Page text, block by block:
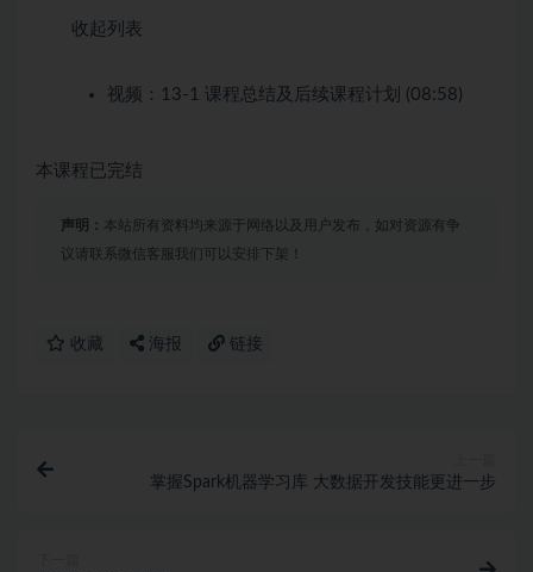
收起列表
视频： 13-1 课程总结及后续课程计划 (08:58)
本课程已完结
声明： 本站所有资料均来源于网络以及用户发布，如对资源有争
议请联系微信客服我们可以安排下架！
收藏 海报 链接
掌握Spark机器学习库 大数据开发技能更进一步